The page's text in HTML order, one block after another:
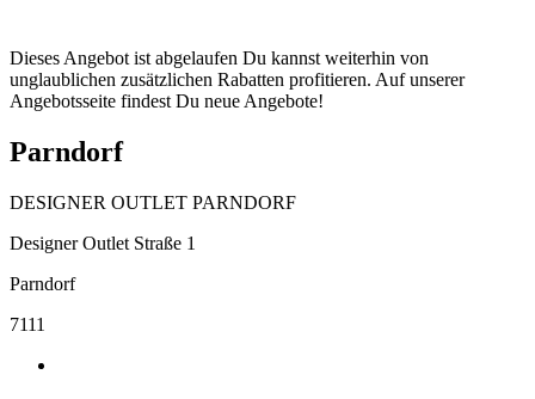
Dieses Angebot ist abgelaufen Du kannst weiterhin von
unglaublichen zusätzlichen Rabatten profitieren. Auf unserer
Angebotsseite findest Du neue Angebote!
Parndorf
DESIGNER OUTLET PARNDORF
Designer Outlet Straße 1
Parndorf
7111